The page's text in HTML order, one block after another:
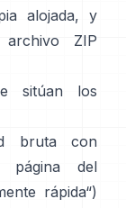
alojada, y
ZIP
sitúan los
bruta con
página del
rápida“)